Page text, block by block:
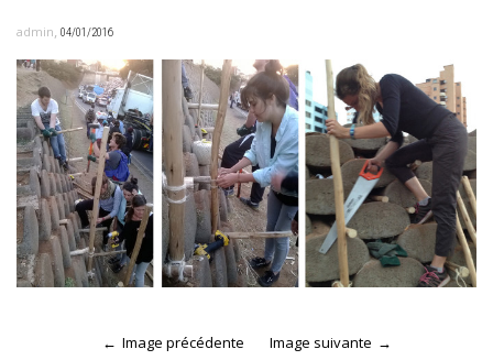
admin, 04/01/2016
Image précédente Image suivante